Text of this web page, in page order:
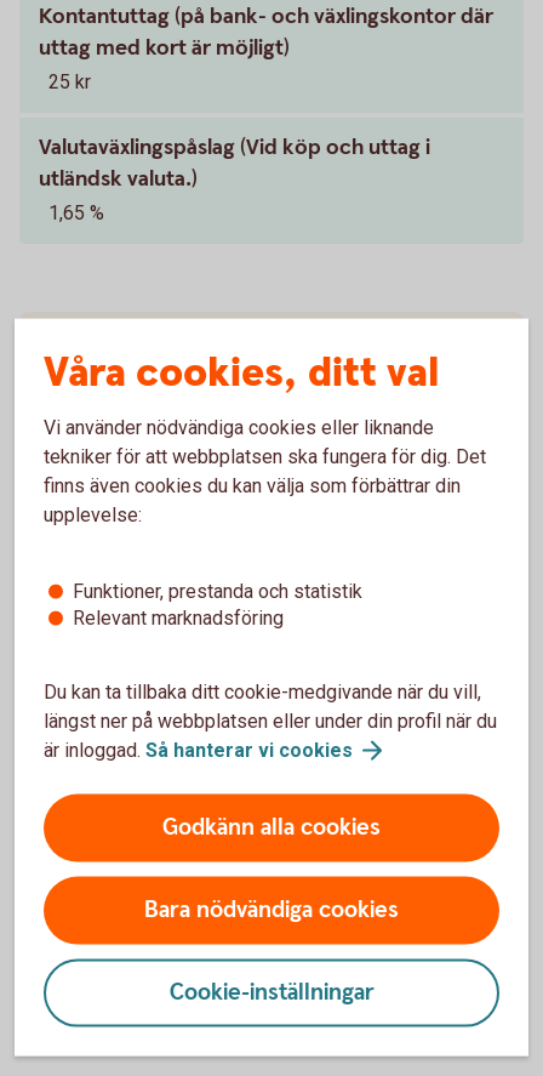
Kontantuttag (på bank- och växlingskontor där
uttag med kort är möjligt)
25 kr
Valutaväxlingspåslag (Vid köp och uttag i
utländsk valuta.)
1,65 %
Villkor kort
Spärra kortet
Förlorat ditt kort?
Spärra och ersätt ditt kort i
internetbanken.
Spärra ditt kort på 08-411 1011
Våra cookies, ditt val
Vi använder nödvändiga cookies eller liknande
tekniker för att webbplatsen ska fungera för dig. Det
finns även cookies du kan välja som förbättrar din
upplevelse:
Funktioner, prestanda och statistik
Relevant marknadsföring
Du kan ta tillbaka ditt cookie-medgivande när du vill,
längst ner på webbplatsen eller under din profil när du
är inloggad. Så hanterar vi cookies
Godkänn alla cookies
Bara nödvändiga cookies
Cookie-inställningar